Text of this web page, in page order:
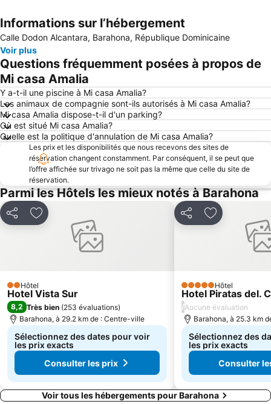
Agrandir la carte
Informations sur l’hébergement
Calle Dodon Alcantara, Barahona, République Dominicaine
Voir plus
Questions fréquemment posées à propos de
Mi casa Amalia
Y a-t-il une piscine à Mi casa Amalia?
Les animaux de compagnie sont-ils autorisés à Mi casa Amalia?
Mi casa Amalia dispose-t-il d'un parking?
Où est situé Mi casa Amalia?
Quelle est la politique d'annulation de Mi casa Amalia?
Les prix et les disponibilités que nous recevons des sites de
réservation changent constamment. Par conséquent, il se peut que
l’offre affichée sur trivago ne soit pas la même que celle du site de
réservation.
Parmi les Hôtels les mieux notés à Barahona
PartagerAjouter à mes favoris
2 Étoiles
Hôtel
Hotel Vista Sur
8,2 Très bien (253 évaluations)
Barahona, à 29.2 km de : Centre-ville
Sélectionnez des dates pour voir
les prix exacts
Consulter les prix
PartagerAjouter à
5 ÉtoilesHôtel
Hotel Piratas del.
/Aucune évaluation
Barahona, à 25.3 km
Sélectionnez des
les prix exacts
Consulter
Voir tous les hébergements pour Barahona